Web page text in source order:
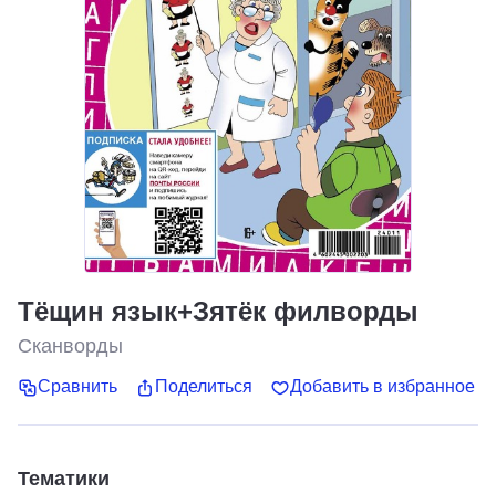
Тёщин язык+Зятёк филворды
Сканворды
Сравнить Поделиться Добавить в избранное
Тематики